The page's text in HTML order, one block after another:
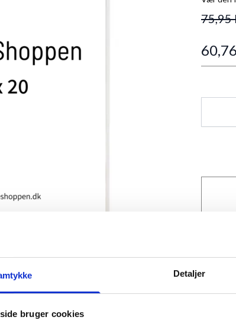
Detaljer
bruger cookies
75,95